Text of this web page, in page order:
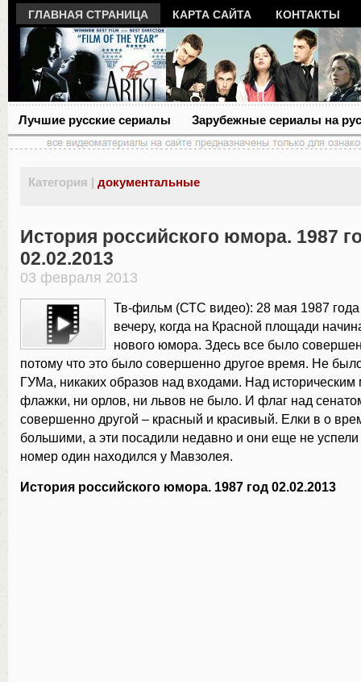
ГЛАВНАЯ СТРАНИЦА КАРТА САЙТА КОНТАКТЫ
Лучшие русские сериалы Зарубежные сериалы на
Категория | документальные
История российского юмора. 1987
02.02.2013
03 февраля 2013
Тв-фильм (СТС видео): 28 мая 1987
вечеру, когда на Красной площади
нового юмора. Здесь все было
потому что это было совершенно другое время. Не
ГУМа, никаких образов над входами. Над
флажки, ни орлов, ни львов не было. И флаг над
совершенно другой – красный и красивый. Елки в о
большими, а эти посадили недавно и они еще не
номер один находился у Мавзолея.
История российского юмора. 1987 год 02.02.2013